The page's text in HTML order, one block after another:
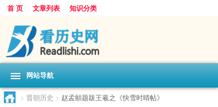
首 页 文章列表 知识分类
网站导航
> 晋朝历史 > 赵孟頫题跋王羲之《快雪时晴帖》